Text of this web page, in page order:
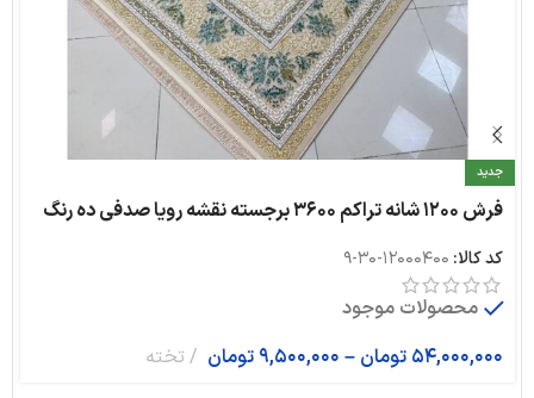
جدید
فرش ۱۲۰۰ شانه تراکم ۳۶۰۰ برجسته نقشه رویا صدفی ده رنگ
کد کالا: 12000400-30-9
محصولات موجود
54,000,000 تومان –
9,500,000 تومان تخته